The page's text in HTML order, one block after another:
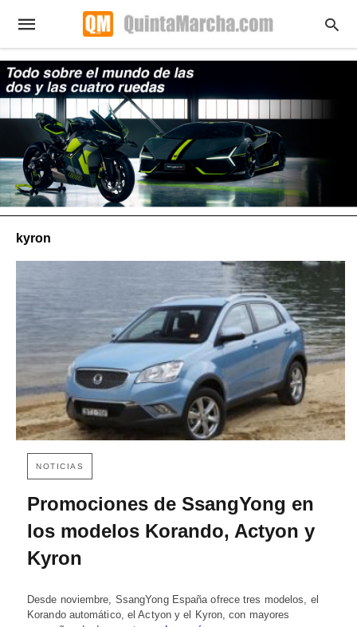
kyron
NOTICIAS
Promociones de SsangYong en
los modelos Korando, Actyon y
Kyron
Desde noviembre, SsangYong España ofrece tres modelos, el
Korando automático, el Actyon y el Kyron, con mayores